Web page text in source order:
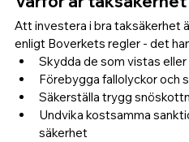
Att investera i bra taksäkerhet
enligt Boverkets regler - det
Skydda de som vistas
Förebygga fallolyckor och
Säkerställa trygg
Undvika kostsamma
säkerhet